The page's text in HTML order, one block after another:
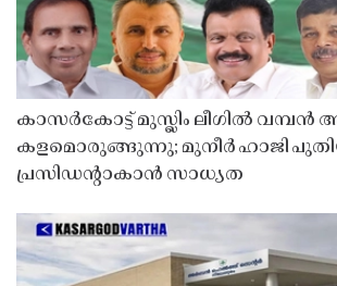
കാസർകോട്ട് മുസ്ലിം ലീഗിൽ വമ്പൻ
കളമൊരുങ്ങുന്നു; മുനീർ ഹാജി
പ്രസിഡൻ്റാകാൻ സാധ്യത